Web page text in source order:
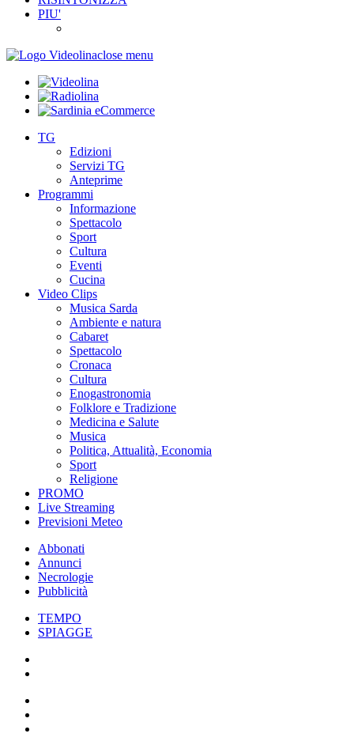
PIU'
close menu
TG
Edizioni
Servizi TG
Anteprime
Programmi
Informazione
Spettacolo
Sport
Cultura
Eventi
Cucina
Video Clips
Musica Sarda
Ambiente e natura
Cabaret
Spettacolo
Cronaca
Cultura
Enogastronomia
Folklore e Tradizione
Medicina e Salute
Musica
Politica, Attualità, Economia
Sport
Religione
PROMO
Live Streaming
Previsioni Meteo
Abbonati
Annunci
Necrologie
Pubblicità
TEMPO
SPIAGGE